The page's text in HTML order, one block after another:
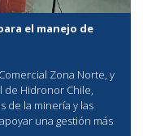
el manejo de
Zona Norte, y
de Hidronor Chile,
de la minería y las
una gestión más